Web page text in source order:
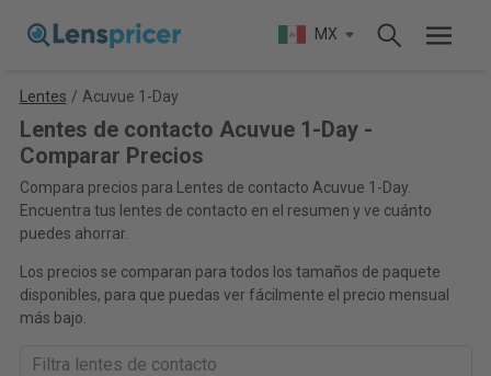
MX
Lentes / Acuvue 1-Day
Lentes de contacto Acuvue 1-Day -
Comparar Precios
Compara precios para Lentes de contacto Acuvue 1-Day.
Encuentra tus lentes de contacto en el resumen y ve cuánto
puedes ahorrar.
Los precios se comparan para todos los tamaños de paquete
disponibles, para que puedas ver fácilmente el precio mensual
más bajo.